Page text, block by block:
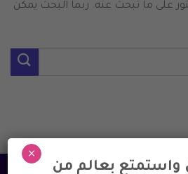
على ما تبحث عنه. ربما البحث يمكن
واستمتع بعالم من
×